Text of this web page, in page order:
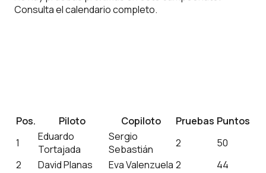
Consulta elcalendario completo.
Pos. Piloto Copiloto Pruebas Puntos
1
Eduardo
Tortajada
Sergio
Sebastián
2
50
2
David Planas Eva Valenzuela 2
44